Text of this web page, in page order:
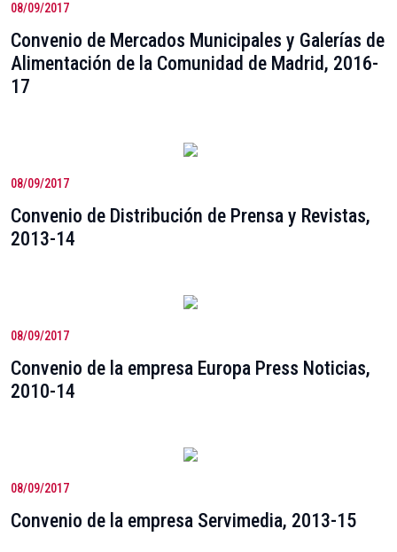
08/09/2017
Convenio de Mercados Municipales y Galerías de
Alimentación de la Comunidad de Madrid, 2016-
17
08/09/2017
Convenio de Distribución de Prensa y Revistas,
2013-14
08/09/2017
Convenio de la empresa Europa Press Noticias,
2010-14
08/09/2017
Convenio de la empresa Servimedia, 2013-15